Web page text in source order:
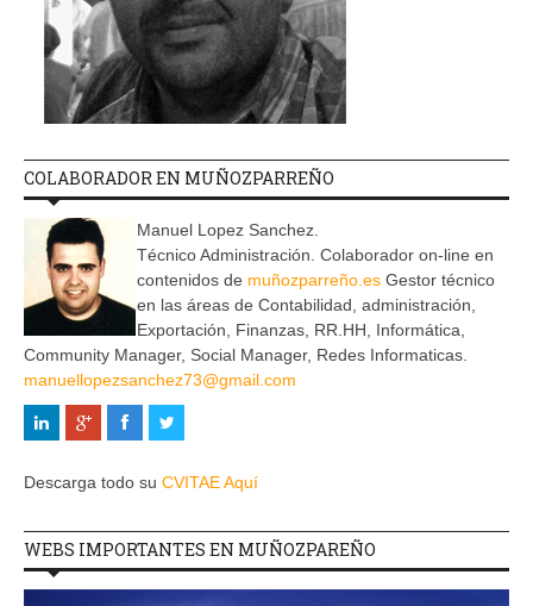
COLABORADOR EN MUÑOZPARREÑO
Manuel Lopez Sanchez.
Técnico Administración. Colaborador on-line en
contenidos de muñozparreño.es Gestor técnico
en las áreas de Contabilidad, administración,
Exportación, Finanzas, RR.HH, Informática,
Community Manager, Social Manager, Redes Informaticas.
manuellopezsanchez73@gmail.com
Descarga todo su CVITAE Aquí
WEBS IMPORTANTES EN MUÑOZPAREÑO